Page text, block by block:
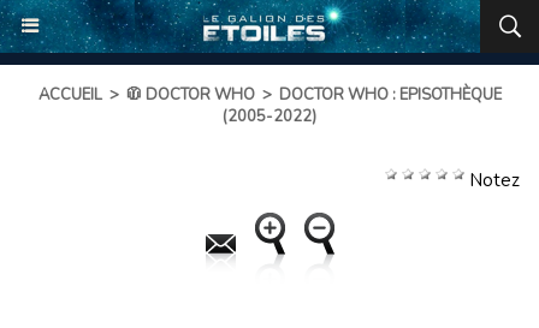
ACCUEIL > 🧥 DOCTOR WHO > DOCTOR WHO : EPISOTHÈQUE
(2005-2022)
Notez